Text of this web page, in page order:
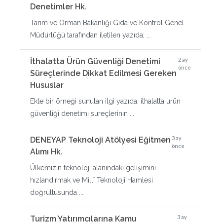
Denetimler Hk.
Tarım ve Orman Bakanlığı Gıda ve Kontrol Genel
Müdürlüğü tarafından iletilen yazıda; ...
İthalatta Ürün Güvenliği Denetimi
Süreçlerinde Dikkat Edilmesi Gereken
Hususlar
2 ay
önce
Ekte bir örneği sunulan ilgi yazıda, ithalatta ürün
güvenliği denetimi süreçlerinin ...
DENEYAP Teknoloji Atölyesi Eğitmen
Alımı Hk.
3 ay
önce
Ülkemizin teknoloji alanındaki gelişimini
hızlandırmak ve Millî Teknoloji Hamlesi
doğrultusunda ...
Turizm Yatırımcılarına Kamu
3 ay